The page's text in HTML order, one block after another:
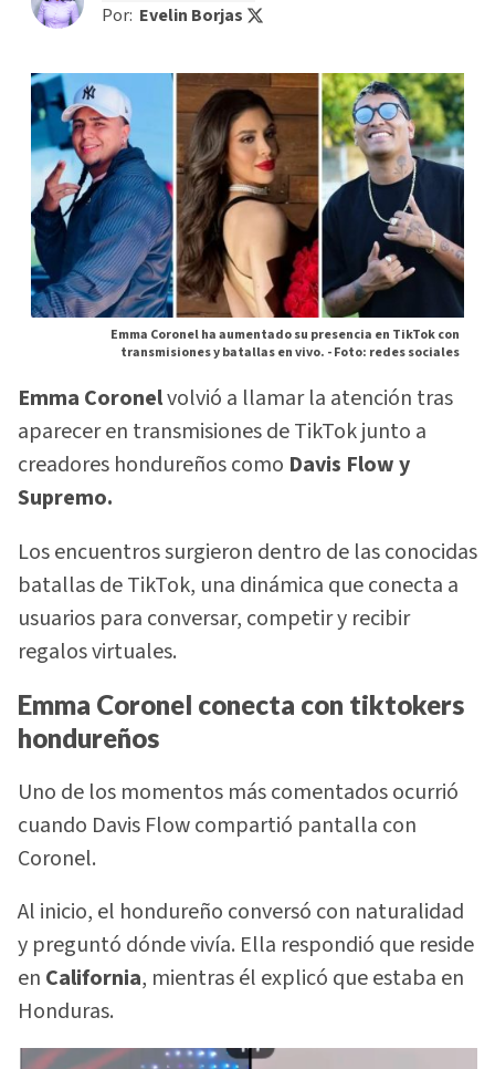
Por: Evelin Borjas
Emma Coronel ha aumentado su presencia en TikTok con
transmisiones y batallas en vivo. -Foto: redes sociales
Emma Coronelvolvió a llamar la atención tras
aparecer en transmisiones de TikTok junto a
creadores hondureños como Davis Flow y
Supremo.
Los encuentros surgieron dentro de las conocidas
batallas de TikTok, una dinámica que conecta a
usuarios para conversar, competir y recibir
regalos virtuales.
Emma Coronel conecta con tiktokers
hondureños
Uno de los momentos más comentados ocurrió
cuando Davis Flow compartió pantalla con
Coronel.
Al inicio, el hondureño conversó con naturalidad
y preguntó dónde vivía. Ella respondió que reside
en California, mientras él explicó que estaba en
Honduras.